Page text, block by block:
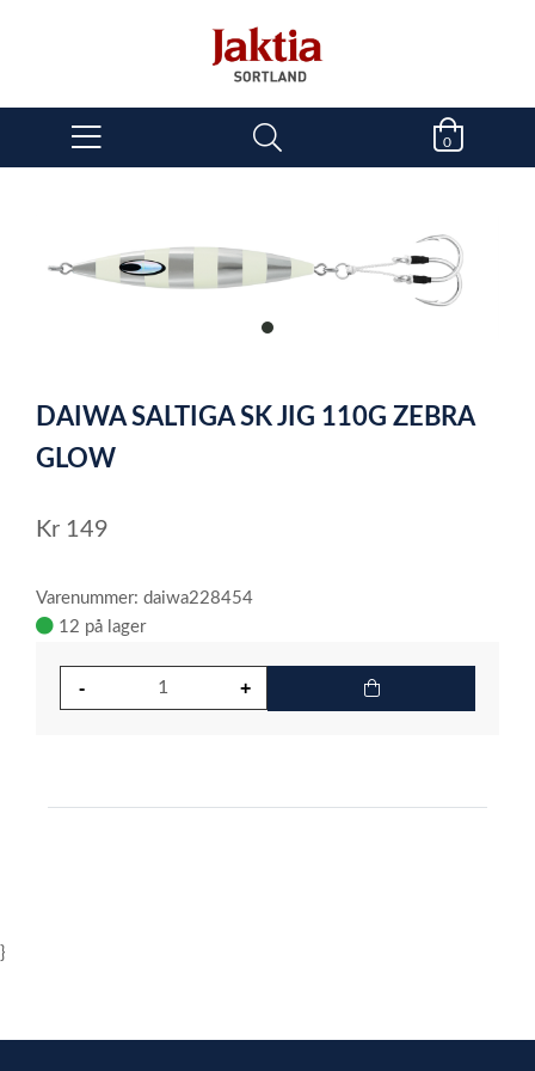
0
item
of
1
DAIWA SALTIGA SK JIG 110G ZEBRA
GLOW
Kr 149
Varenummer: daiwa228454
12 på lager
}